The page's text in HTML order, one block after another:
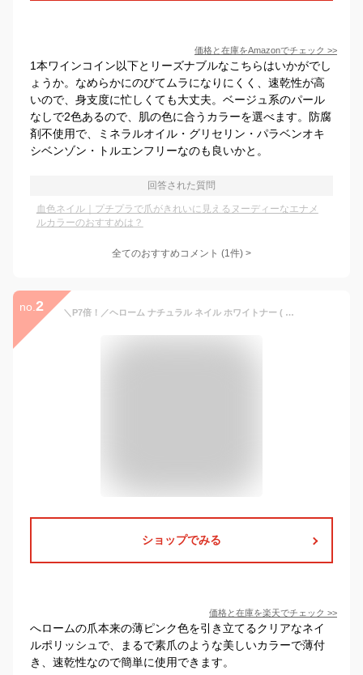
価格と在庫をAmazonでチェック >>
1本ワインコイン以下とリーズナブルなこちらはいかがでし
ょうか。なめらかにのびてムラになりにくく、速乾性が高
いので、身支度に忙しくても大丈夫。ベージュ系のパール
なしで2色あるので、肌の色に合うカラーを選べます。防腐
剤不使用で、ミネラルオイル・グリセリン・パラベンオキ
シベンゾン・トルエンフリーなのも良いかと。
回答された質問
血色ネイル｜プチプラで爪がきれいに見えるヌーディーなエナメ
ルカラーのおすすめは？
全てのおすすめコメント (1件) >
no. 2 ＼P7倍！／ヘローム ナチュラル ネイル ホワイトナー ( ピンクグロウ ) 8ml ネイル マニキュア 爪ケア エナメルネイル HEROME CARING NATURAL NAIL WHITENER [2202] [lnu]
ショップでみる
価格と在庫を楽天でチェック >>
へロームの爪本来の薄ピンク色を引き立てるクリアなネイ
ルポリッシュで、まるで素爪のような美しいカラーで薄付
き、速乾性なので簡単に使用できます。